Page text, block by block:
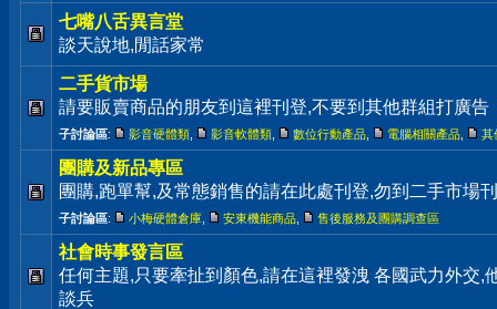
七嘴八舌異言堂
談天說地,閒話家常
二手貨市場
請要販賣商品的朋友到這裡刊登,不要到其他群組打廣告
子討論區: 影音硬體類 影音軟體類 數位行動產品 電腦相關產品 其
團購及新品專區
團購,跑單幫,及常態銷售的請在此處刊登,勿到二手市場
子討論區: 小梅硬體倉庫 安東機能商品 售後服務及團購調查區
社會時事發言區
任何主題,只要牽扯到顏色,請在這裡發洩 各國武力外交,
談兵